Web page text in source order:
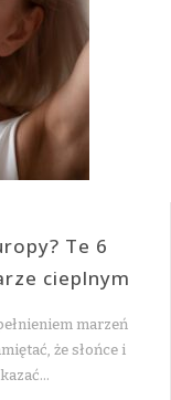
Te 6
cieplnym
marzeń
że słońce i